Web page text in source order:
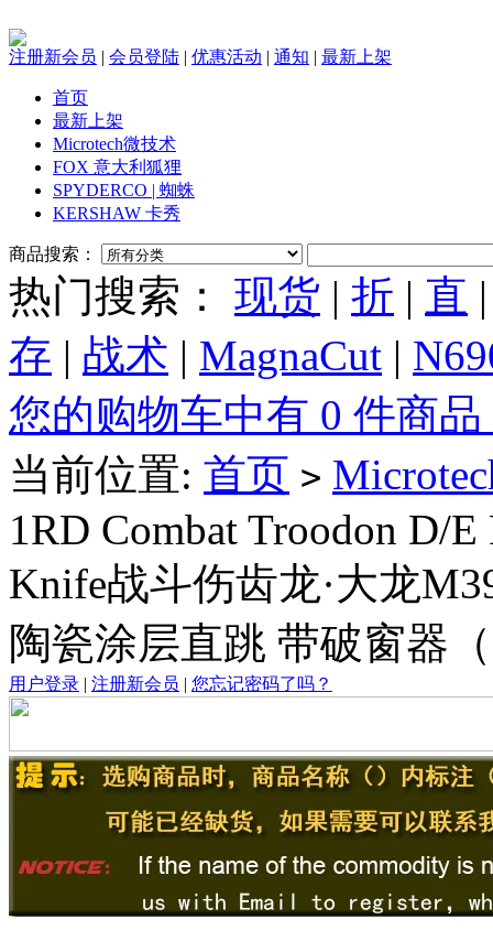
注册新会员 | 会员登陆 | 优惠活动 | 通知 | 最新上架
首页
最新上架
Microtech微技术
FOX 意大利狐狸
SPYDERCO | 蜘蛛
KERSHAW 卡秀
商品搜索：
热门搜索： 现货 | 折 | 直
存 | 战术 | MagnaCut |
您的购物车中有 0 件商
当前位置: 首页 >
1RD Combat Troodon D/
Knife战斗伤齿龙·大龙
陶瓷涂层直跳 带破窗器
用户登录 | 注册新会员 | 您忘记密码了吗？